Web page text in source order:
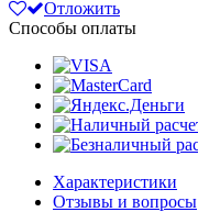
Отложить
Способы оплаты
Характеристики
Отзывы и вопросы